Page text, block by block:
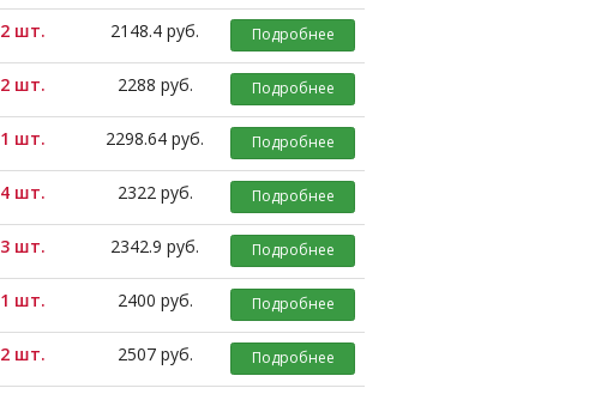
2 шт. 2148.4 руб. Подробнее
2 шт. 2288 руб. Подробнее
1 шт. 2298.64 руб. Подробнее
4 шт. 2322 руб. Подробнее
3 шт. 2342.9 руб. Подробнее
1 шт. 2400 руб. Подробнее
2 шт. 2507 руб. Подробнее